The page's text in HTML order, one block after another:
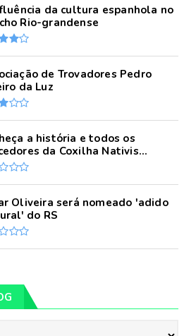
da cultura espanhola no
Rio-grandense
de Trovadores Pedro
da Luz
a história e todos os
da Coxilha Nativis...
Oliveira será nomeado 'adido
do RS